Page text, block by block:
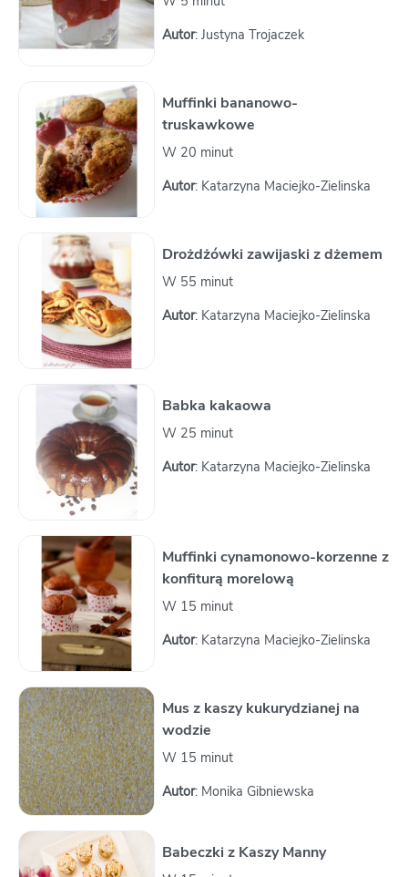
Autor: Justyna Trojaczek
Muffinki bananowo-
truskawkowe
W 20 minut
Autor: Katarzyna Maciejko-Zielinska
Drożdżówki zawijaski z dżemem
W 55 minut
Autor: Katarzyna Maciejko-Zielinska
Babka kakaowa
W 25 minut
Autor: Katarzyna Maciejko-Zielinska
Muffinki cynamonowo-korzenne z
konfiturą morelową
W 15 minut
Autor: Katarzyna Maciejko-Zielinska
Mus z kaszy kukurydzianej na
wodzie
W 15 minut
Autor: Monika Gibniewska
Babeczki z Kaszy Manny